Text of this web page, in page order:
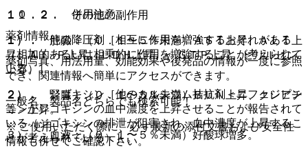
１０．２． 併用注意：
１）． 他の降圧剤［相互に作用を増強するおそれがある
（相加的あるいは相乗的に作用を増強することが考えられて
いる）］。
２）． ジゴキシン［他のカルシウム拮抗剤＜ニフェジピン
等＞がジゴキシンの血中濃度を上昇させることが報告されて
いる（ジゴキシンの排泄が阻害され、血中濃度が上昇するこ
とが考えられている）］。
１１．２． その他の副作用
１）． 肝臓：（０．１〜５％未満）ＡＳＴ上昇、ＡＬＴ上
昇、Ａｌ−Ｐ上昇、ＬＤＨ上昇、γ−ＧＴＰ上昇、ビリルビン
上昇。
２）． 腎臓：（０．１〜５％未満）ＢＵＮ上昇、クレアチ
ニン上昇。
３）． 血液：（０．１〜５％未満）好酸球増多。
薬剤情報
薬剤写真、用法用量、効能効果や後発品の情報が一度に参照
でき、関連情報へ簡単にアクセスができます。
一般名、製品名どちらでも検索可能！
※ ご使用いただく際に、必ず最新の添付文書および安全性
情報も併せてご確認下さい。